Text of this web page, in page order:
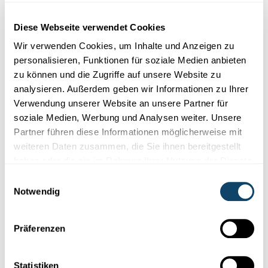
Diese Webseite verwendet Cookies
Wir verwenden Cookies, um Inhalte und Anzeigen zu
personalisieren, Funktionen für soziale Medien anbieten
zu können und die Zugriffe auf unsere Website zu
analysieren. Außerdem geben wir Informationen zu Ihrer
Verwendung unserer Website an unsere Partner für
soziale Medien, Werbung und Analysen weiter. Unsere
Partner führen diese Informationen möglicherweise mit
weiteren Daten zusammen, die Sie ihnen bereitgestellt
Notwendig
Präferenzen
Statistiken
FORSCHEND-ENTDECKENDES LERNEN
Forscherecken in der Grundschule
Klassenzimmer:
SciTeach Center erklären wie„Forscherecken“den Unterricht
bereichern und geben Tipps zur Umsetzung!
FNR